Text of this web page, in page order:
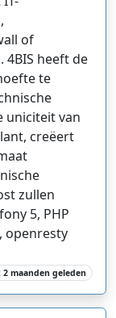
of
heeft de
te
uniciteit van
creëert
zullen
5, PHP
openresty
maanden geleden